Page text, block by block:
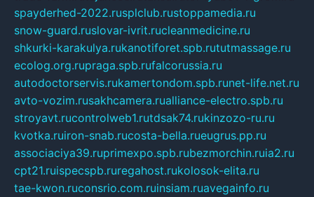
spayderhed-2022.rusplclub.rustoppamedia.ru
snow-guard.ruslovar-ivrit.rucleanmedicine.ru
shkurki-karakulya.rukanotiforet.spb.rututmassage.ru
ecolog.org.rupraga.spb.rufalcorussia.ru
autodoctorservis.rukamertondom.spb.runet-life.net.ru
avto-vozim.rusakhcamera.rualliance-electro.spb.ru
stroyavt.rucontrolweb1.rutdsak74.rukinzozo-ru.ru
kvotka.ruiron-snab.rucosta-bella.rueugrus.pp.ru
associaciya39.ruprimexpo.spb.rubezmorchin.ruia2.ru
cpt21.ruispecspb.ruregahost.rukolosok-elita.ru
tae-kwon.ruconsrio.com.ruinsiam.ruavegainfo.ru